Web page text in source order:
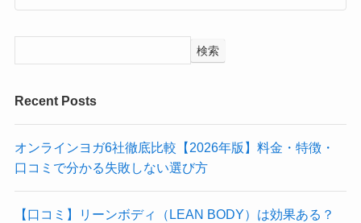
検索
Recent Posts
オンラインヨガ6社徹底比較【2026年版】料金・特徴・
口コミで分かる失敗しない選び方
【口コミ】リーンボディ（LEAN BODY）は効果ある？